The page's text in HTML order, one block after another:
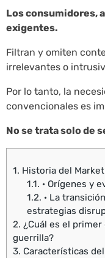
Los consumidores,
exigentes.
Filtran y omiten
irrelevantes o
Por lo tanto, la
convencionales es
No se trata solo de
1. Historia del
1.1. · Orígenes y
1.2. · La
estrategias
2. ¿Cuál es el
guerrilla?
3. Características